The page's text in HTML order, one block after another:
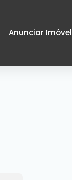
Anunciar Imóvel